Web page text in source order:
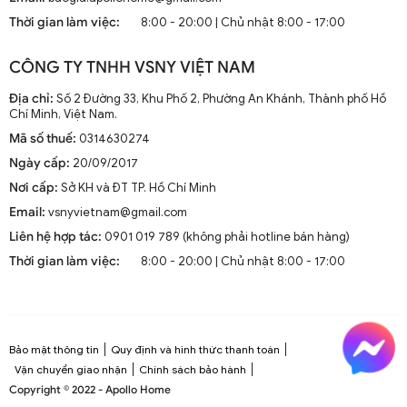
với không gian và nhu cầu của bạn là rất quan trọng.
2.1. Chất Liệu Phù Hợp
Đèn tường ngoài trời thường phải đối mặt với những điều kiện thời
tiết khắc nghiệt như mưa, bụi, và nhiệt độ cao. Do đó, lựa chọn
chất liệu bền bỉ là một yếu tố quan trọng. Một số chất liệu phổ biến
cho đèn tường ngoài trời bao gồm nhôm đúc, thép không gỉ, và
nhựa chịu nhiệt.
2.2. Đa Dạng Kiểu Dáng
Đèn treo:Thường được sử dụng trong các không gian rộng
Đèn ốp:Với thiết kế ấn tượng, đèn ốp thường được sử dụng
cho các bức tường có diện tích lớn, tạo nên điểm nhấn đặc
biệt cho thiết kế ngoại thất.
Thời gian làm việc:
8:00 - 20:00 | Chủ nhật 8:00 - 17:00
CÔNG TY TNHH VSNY VIỆT NAM
Địa chỉ: Số 2 Đường 33, Khu Phố 2, Phường An Khánh, Thành phố Hồ
Chí Minh, Việt Nam.
Mã số thuế: 0314630274
Ngày cấp: 20/09/2017
Nơi cấp: Sở KH và ĐT TP. Hồ Chí Minh
Email: vsnyvietnam@gmail.com
Liên hệ hợp tác: 0901 019 789 (không phải hotline bán hàng)
Thời gian làm việc:
8:00 - 20:00 | Chủ nhật 8:00 - 17:00
Bảo mật thông tin
Quy định và hình thức thanh toán
Vận chuyển giao nhận
Chính sách bảo hành
Copyright © 2022 - Apollo Home